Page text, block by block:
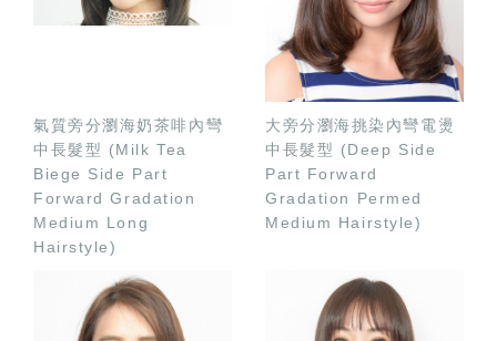
氣質旁分瀏海奶茶啡內彎
中長髮型 (Milk Tea
Biege Side Part
Forward Gradation
Medium Long
Hairstyle)
大旁分瀏海挑染內彎電燙
中長髮型 (Deep Side
Part Forward
Gradation Permed
Medium Hairstyle)